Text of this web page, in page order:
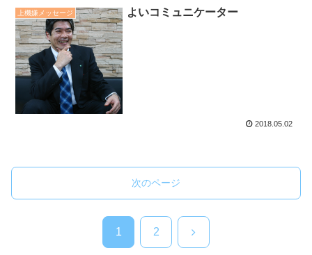
上機嫌メッセージ よいコミュニケーター
2018.05.02
次のページ
1 2 次